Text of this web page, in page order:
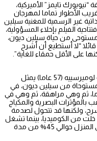
تايمز” الأميركية،
الأطوار تماما لمهرجان
غير الرسمية للمغنية سيلين
الفيلم بإخلاء المسؤولية،
من حياة سيلين ديون،
“لا أستطيع أن أشرح
على الأقل حمقاء للغاية”.
أما الناقد ريتشارد لوسون، فيرى أن ما فعلته لوميرسييه (57 عاما) يمثل
من سيلين ديون، في
حياتها؛ منذ أن كان عمرها 12 عاما، ثم وهي مراهقة، ثم وهي في
بالمؤثرات البصرية والمكياج
ولكنها قد تتحول لصدمة
خلت من الكوميديا، بينما تشغل
الأغاني التي يمكن الاستماع إليها بسهولة في المنزل حوالي 45% من مدة